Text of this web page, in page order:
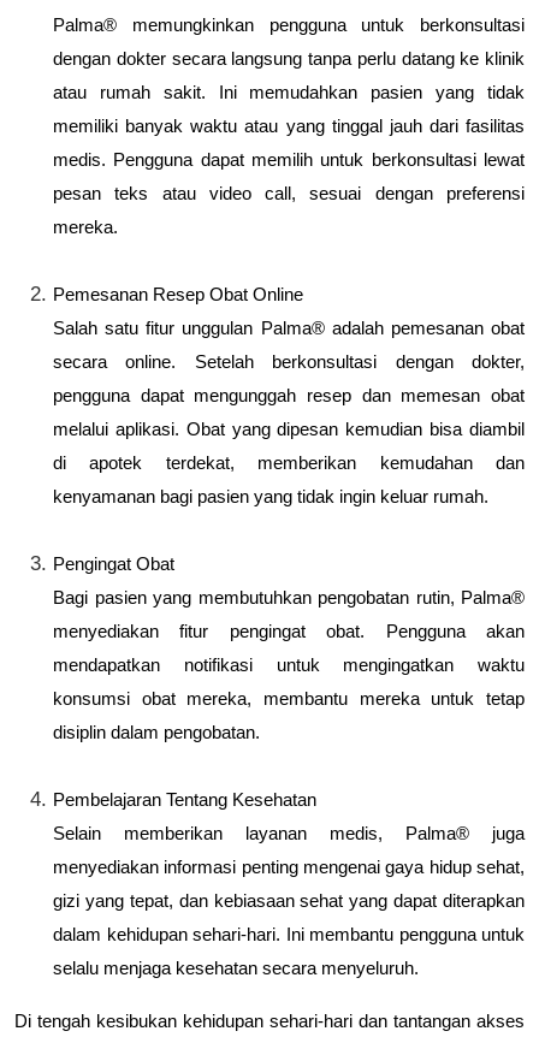
Palma® memungkinkan pengguna untuk berkonsultasi
dengan dokter secara langsung tanpa perlu datang ke klinik
atau rumah sakit. Ini memudahkan pasien yang tidak
memiliki banyak waktu atau yang tinggal jauh dari fasilitas
medis. Pengguna dapat memilih untuk berkonsultasi lewat
pesan teks atau video call, sesuai dengan preferensi
mereka.
Pemesanan Resep Obat Online
Salah satu fitur unggulan Palma® adalah pemesanan obat
secara online. Setelah berkonsultasi dengan dokter,
pengguna dapat mengunggah resep dan memesan obat
melalui aplikasi. Obat yang dipesan kemudian bisa diambil
di apotek terdekat, memberikan kemudahan dan
kenyamanan bagi pasien yang tidak ingin keluar rumah.
Pengingat Obat
Bagi pasien yang membutuhkan pengobatan rutin, Palma®
menyediakan fitur pengingat obat. Pengguna akan
mendapatkan notifikasi untuk mengingatkan waktu
konsumsi obat mereka, membantu mereka untuk tetap
disiplin dalam pengobatan.
Pembelajaran Tentang Kesehatan
Selain memberikan layanan medis, Palma® juga
menyediakan informasi penting mengenai gaya hidup sehat,
gizi yang tepat, dan kebiasaan sehat yang dapat diterapkan
dalam kehidupan sehari-hari. Ini membantu pengguna untuk
selalu menjaga kesehatan secara menyeluruh.
Di tengah kesibukan kehidupan sehari-hari dan tantangan akses